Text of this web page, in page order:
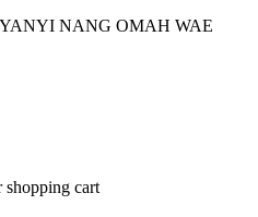
NANG OMAH WAE
shopping cart